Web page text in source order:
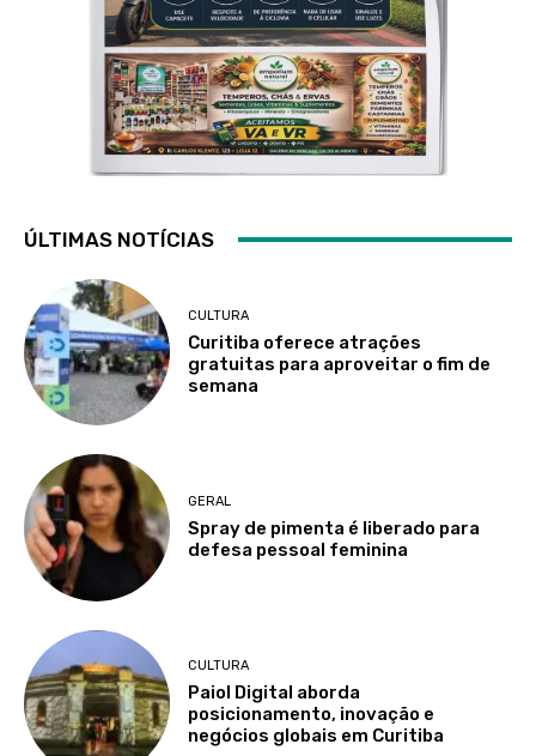
ÚLTIMAS NOTÍCIAS
CULTURA
Curitiba oferece atrações
gratuitas para aproveitar o fim de
semana
GERAL
Spray de pimenta é liberado para
defesa pessoal feminina
CULTURA
Paiol Digital aborda
posicionamento, inovação e
negócios globais em Curitiba